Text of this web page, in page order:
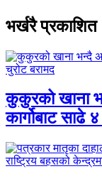
भर्खरै प्रकाशित
कुकुरको खाना
कार्गोबाट